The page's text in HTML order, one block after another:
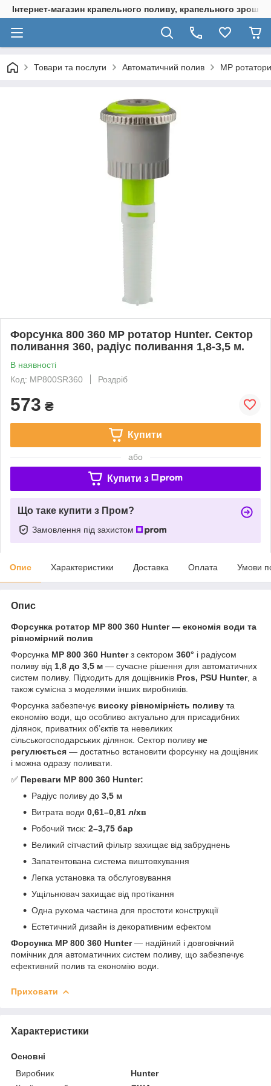
Інтернет-магазин крапельного поливу, крапельного
Товари та послуги Автоматичний полив МР
Форсунка 800 360 MP ротатор Hunter. Сектор
поливання 360, радіус поливання 1,8-3,5 м.
В наявності
Код: MP800SR360
Роздріб
573 ₴
Купити
або
Купити з
Що таке купити з Пром?
Замовлення під захистом
Опис Характеристики Доставка Оплата Умови
Опис
Форсунка ротатор MP 800 360 Hunter — економія води та
рівномірний полив
Форсунка MP 800 360 Hunterз сектором 360° і радіусом
поливу від 1,8 до 3,5 м — сучасне рішення для автоматичних
систем поливу. Підходить для дощівників Pros, PSU Hunter, а
також сумісна з моделями інших виробників.
Форсунка забезпечує високу рівномірність поливу та
економію води, що особливо актуально для присадибних
ділянок, приватних об’єктів та невеликих
сільськогосподарських ділянок. Сектор поливу не
регулюється — достатньо встановити форсунку на дощівник
і можна одразу поливати.
✅ Переваги MP 800 360 Hunter:
Радіус поливу до 3,5 м
Витрата води 0,61–0,81 л/хв
Робочий тиск: 2–3,75 бар
Великий сітчастий фільтр захищає від забруднень
Запатентована система виштовхування
Легка установка та обслуговування
Ущільнювач захищає від протікання
Одна рухома частина для простоти конструкції
Естетичний дизайн із декоративним ефектом
Форсунка MP 800 360 Hunter— надійний і довговічний
помічник для автоматичних систем поливу, що забезпечує
ефективний полив та економію води.
Приховати
Характеристики
Основні
Виробник
Hunter